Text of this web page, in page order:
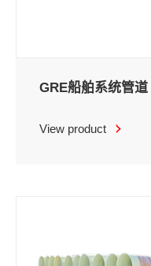
GRE船舶系统管道
View product